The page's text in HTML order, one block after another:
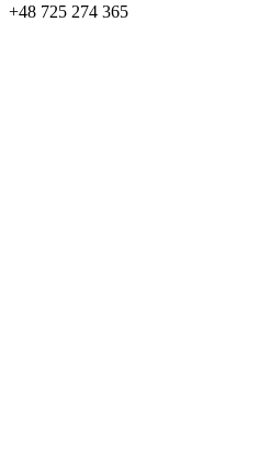
+48 725 274 365